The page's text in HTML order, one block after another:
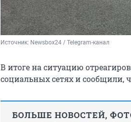
Источник: Newsbox24 / Telegram-канал
В итоге на ситуацию
социальных сетях и сообщили,
БОЛЬШЕ НОВОСТЕЙ,